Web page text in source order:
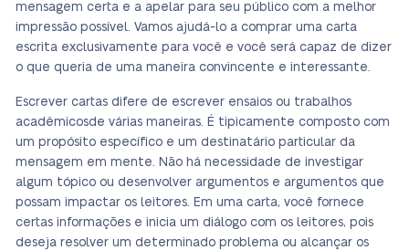
mensagem certa e a apelar para seu público com a melhor
impressão possível. Vamos ajudá-lo a comprar uma carta
escrita exclusivamente para você e você será capaz de dizer
o que queria de uma maneira convincente e interessante.
Escrever cartas difere de escrever ensaios ou trabalhos
acadêmicosde várias maneiras. É tipicamente composto com
um propósito específico e um destinatário particular da
mensagem em mente. Não há necessidade de investigar
algum tópico ou desenvolver argumentos e argumentos que
possam impactar os leitores. Em uma carta, você fornece
certas informações e inicia um diálogo com os leitores, pois
deseja resolver um determinado problema ou alcançar os